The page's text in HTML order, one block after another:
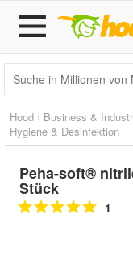
Hood › Business &
Hygiene & Desinfektion
Peha-soft®
Stück
1